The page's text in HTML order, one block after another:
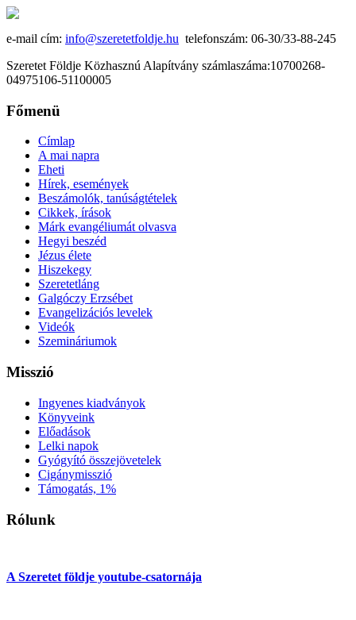
e-mail cím: info@szeretetfoldje.hu telefonszám: 06-30/33-88-245
Szeretet Földje Közhasznú Alapítvány számlaszáma:10700268-
04975106-51100005
Főmenü
Címlap
A mai napra
Eheti
Hírek, események
Beszámolók, tanúságtételek
Cikkek, írások
Márk evangéliumát olvasva
Hegyi beszéd
Jézus élete
Hiszekegy
Szeretetláng
Galgóczy Erzsébet
Evangelizációs levelek
Videók
Szemináriumok
Misszió
Ingyenes kiadványok
Könyveink
Előadások
Lelki napok
Gyógyító összejövetelek
Cigánymisszió
Támogatás, 1%
Rólunk
A Szeretet földje youtube-csatornája